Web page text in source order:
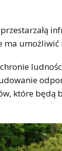
ma
które będą